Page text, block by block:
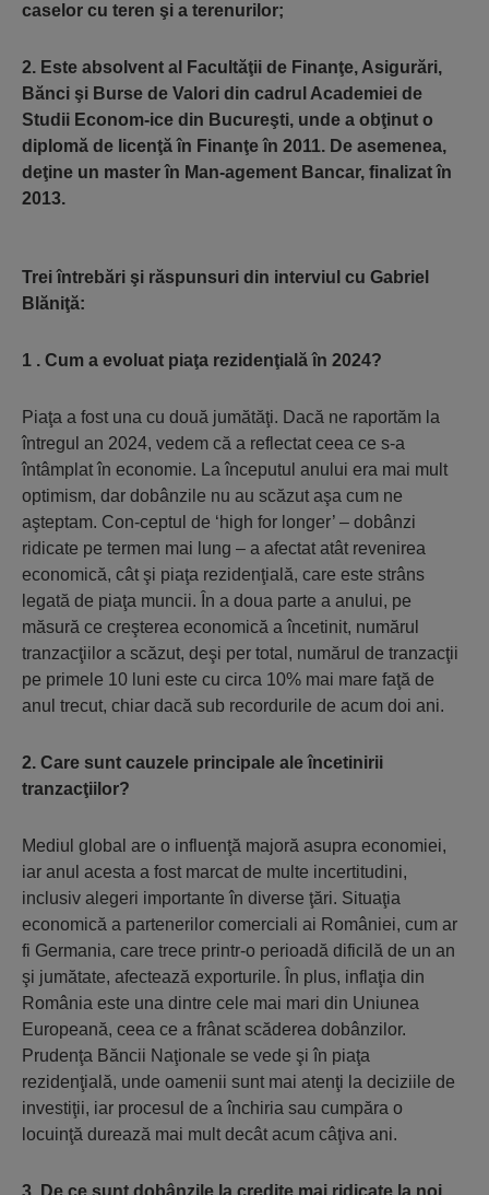
caselor cu teren şi a terenurilor;
2. Este absolvent al Facultăţii de Finanţe, Asigurări,
Bănci şi Burse de Valori din cadrul Academiei de
Studii Econom-ice din Bucureşti, unde a obţinut o
diplomă de licenţă în Finanţe în 2011. De asemenea,
deţine un master în Man-agement Bancar, finalizat în
2013.
Trei întrebări şi răspunsuri din interviul cu Gabriel
Blăniţă:
1 . Cum a evoluat piaţa rezidenţială în 2024?
Piaţa a fost una cu două jumătăţi. Dacă ne raportăm la
întregul an 2024, vedem că a reflectat ceea ce s-a
întâmplat în economie. La începutul anului era mai mult
optimism, dar dobânzile nu au scăzut aşa cum ne
aşteptam. Con-ceptul de ‘high for longer’ – dobânzi
ridicate pe termen mai lung – a afectat atât revenirea
economică, cât şi piaţa rezidenţială, care este strâns
legată de piaţa muncii. În a doua parte a anului, pe
măsură ce creşterea economică a încetinit, numărul
tranzacţiilor a scăzut, deşi per total, numărul de tranzacţii
pe primele 10 luni este cu circa 10% mai mare faţă de
anul trecut, chiar dacă sub recordurile de acum doi ani.
2. Care sunt cauzele principale ale încetinirii
tranzacţiilor?
Mediul global are o influenţă majoră asupra economiei,
iar anul acesta a fost marcat de multe incertitudini,
inclusiv alegeri importante în diverse ţări. Situaţia
economică a partenerilor comerciali ai României, cum ar
fi Germania, care trece printr-o perioadă dificilă de un an
şi jumătate, afectează exporturile. În plus, inflaţia din
România este una dintre cele mai mari din Uniunea
Europeană, ceea ce a frânat scăderea dobânzilor.
Prudenţa Băncii Naţionale se vede şi în piaţa
rezidenţială, unde oamenii sunt mai atenţi la deciziile de
investiţii, iar procesul de a închiria sau cumpăra o
locuinţă durează mai mult decât acum câţiva ani.
3. De ce sunt dobânzile la credite mai ridicate la noi